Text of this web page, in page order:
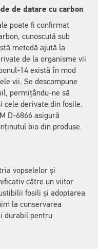
de datare cu carbon
poate fi confirmat
cunoscută sub
metodă ajută la
de la organisme vii
14 există în mod
vii. Se descompune
permițându-ne să
cele derivate din fosile.
D-6866 asigură
bio din produse.
vopselelor și
către un viitor
fosili și adoptarea
la conservarea
durabil pentru